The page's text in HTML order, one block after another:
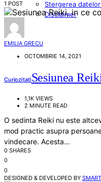
Stergerea
Disclaimer
1 POST
EMILIA GRECU
OCTOMBRIE 14, 2021
CuriozitatiSesiunea
1,1K VIEWS
2 MINUTE READ
O sedinta Reiki nu este
mod practic asupra
vindecare. Acesta…
0 SHARES
0
0
DESIGNED & DEVELOPED BY